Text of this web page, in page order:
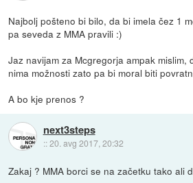
Najbolj pošteno bi bilo, da bi imela čez 1
pa seveda z MMA pravili :)
Jaz navijam za Mcgregorja ampak mislim,
nima možnosti zato pa bi moral biti
A bo kje prenos ?
next3steps
::20. avg 2017, 20:32
Zakaj ? MMA borci se na začetku tako ali